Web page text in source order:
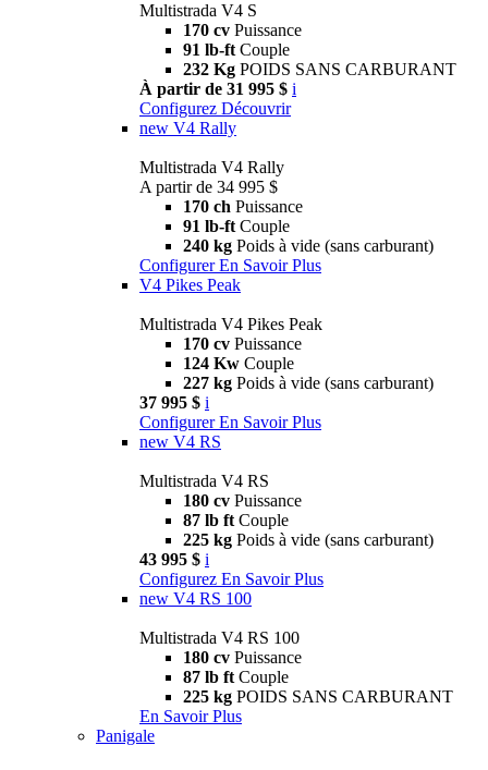
Multistrada V4 S
170 cv Puissance
91 lb-ft Couple
232 Kg POIDS SANS CARBURANT
À partir de 31 995 $ i
Configurez Découvrir
new V4 Rally
Multistrada V4 Rally
A partir de 34 995 $
170 ch Puissance
91 lb-ft Couple
240 kg Poids à vide (sans carburant)
Configurer En Savoir Plus
V4 Pikes Peak
Multistrada V4 Pikes Peak
170 cv Puissance
124 Kw Couple
227 kg Poids à vide (sans carburant)
37 995 $ i
Configurer En Savoir Plus
new V4 RS
Multistrada V4 RS
180 cv Puissance
87 lb ft Couple
225 kg Poids à vide (sans carburant)
43 995 $ i
Configurez En Savoir Plus
new V4 RS 100
Multistrada V4 RS 100
180 cv Puissance
87 lb ft Couple
225 kg POIDS SANS CARBURANT
En Savoir Plus
Panigale